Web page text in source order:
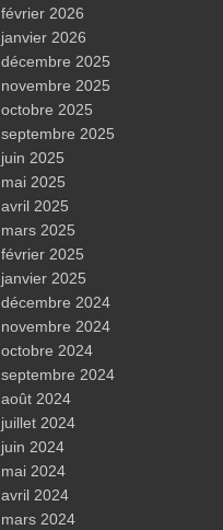
février 2026
janvier 2026
décembre 2025
novembre 2025
octobre 2025
septembre 2025
juin 2025
mai 2025
avril 2025
mars 2025
février 2025
janvier 2025
décembre 2024
novembre 2024
octobre 2024
septembre 2024
août 2024
juillet 2024
juin 2024
mai 2024
avril 2024
mars 2024